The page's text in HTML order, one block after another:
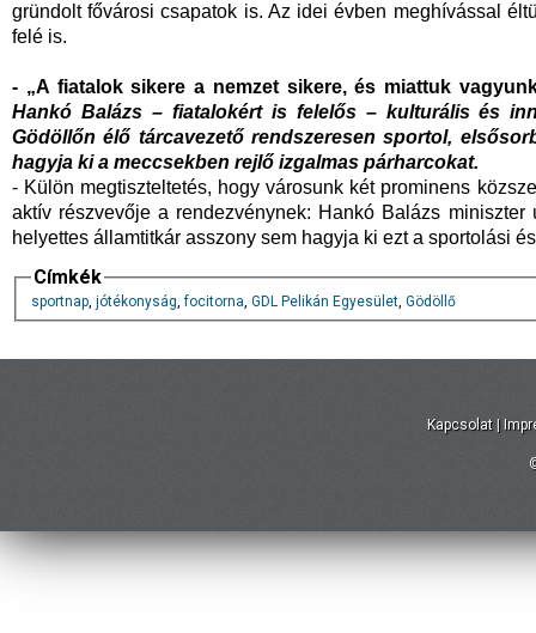
gründolt fővárosi csapatok is. Az idei évben meghívással
felé is.
- „A fiatalok sikere a nemzet sikere, és miattuk
Hankó Balázs – fiatalokért is felelős – kulturális és
Gödöllőn élő tárcavezető rendszeresen sportol,
hagyja ki a meccsekben rejlő izgalmas párharcokat.
- Külön megtiszteltetés, hogy városunk két prominens
aktív részvevője a rendezvénynek: Hankó Balázs
helyettes államtitkár asszony sem hagyja ki ezt a sportolási
Címkék
sportnap, jótékonyság,focitorna, GDL Pelikán Egyesület, Gödöllő
Kapcsolat |